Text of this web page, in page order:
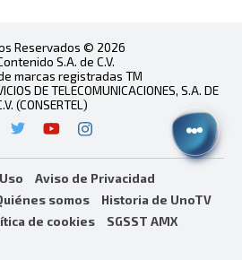
Reservados © 2026
S.A. de C.V.
marcas registradas TM
DE TELECOMUNICACIONES, S.A. DE
(CONSERTEL)
Aviso de Privacidad
somos
Historia de UnoTV
de cookies SGSST AMX